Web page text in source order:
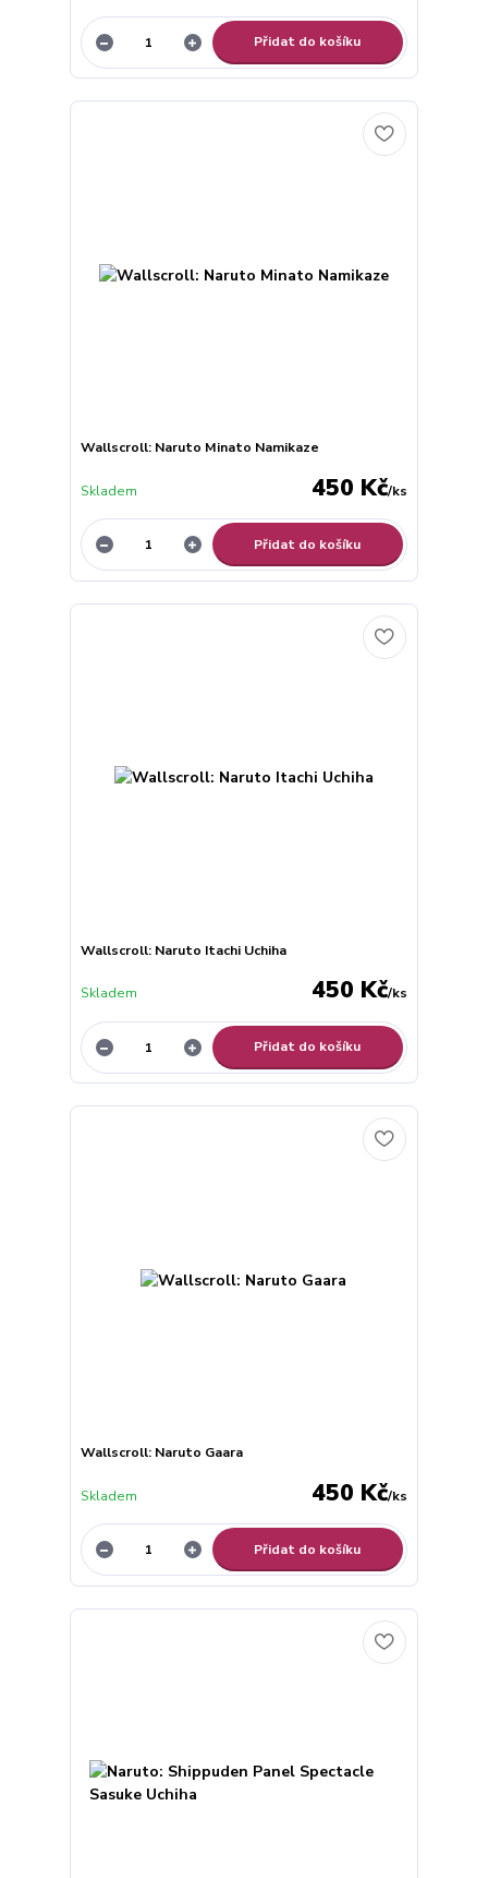
Přidat do košíku
Wallscroll: Naruto Minato Namikaze
450 Kč/ks
Skladem
Přidat do košíku
Wallscroll: Naruto Itachi Uchiha
450 Kč/ks
Skladem
Přidat do košíku
Wallscroll: Naruto Gaara
450 Kč/ks
Skladem
Přidat do košíku